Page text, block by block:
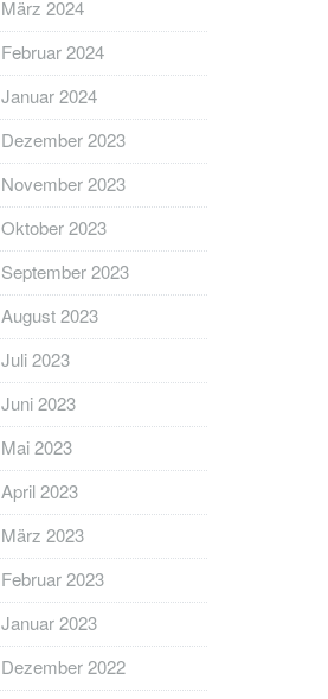
März 2024
Februar 2024
Januar 2024
Dezember 2023
November 2023
Oktober 2023
September 2023
August 2023
Juli 2023
Juni 2023
Mai 2023
April 2023
März 2023
Februar 2023
Januar 2023
Dezember 2022